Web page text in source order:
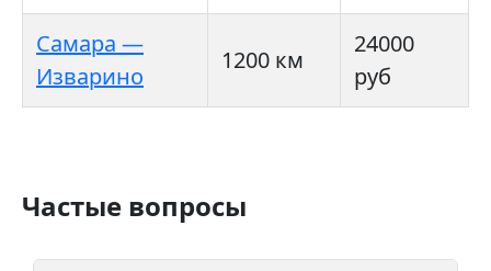
Самара —
Изварино
1200 км
24000
руб
Частые вопросы